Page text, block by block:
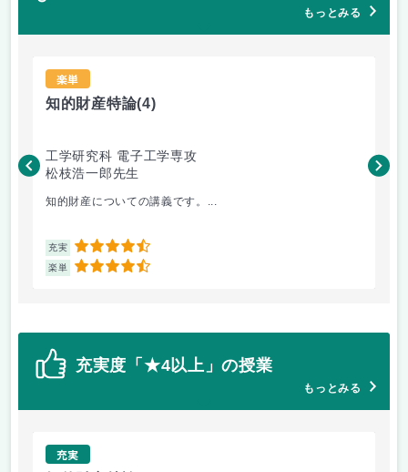
もっとみる
楽単
知的財産特論(4)
工学研究科 電子工学専攻
松枝浩一郎先生
知的財産についての講義です。...
充実 4.5
楽単 4.5
松
充実度「★4以上」の授業
もっとみる
充実